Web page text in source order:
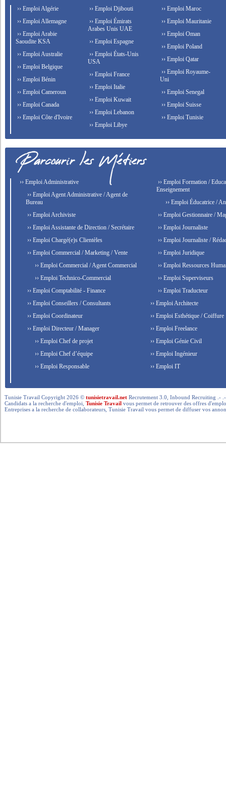
›› Emploi Algérie
›› Emploi Allemagne
›› Emploi Arabie
Saoudite KSA
›› Emploi Australie
›› Emploi Belgique
›› Emploi Bénin
›› Emploi Cameroun
›› Emploi Canada
›› Emploi Côte d'Ivoire
›› Emploi Djibouti
›› Emploi Émirats
Arabes Unis UAE
›› Emploi Espagne
›› Emploi États-Unis
USA
›› Emploi France
›› Emploi Italie
›› Emploi Kuwait
›› Emploi Lebanon
›› Emploi Libye
›› Emploi Maroc
›› Emploi Mauritanie
›› Emploi Oman
›› Emploi Poland
›› Emploi Qatar
›› Emploi Royaume-
Uni
›› Emploi Senegal
›› Emploi Suisse
›› Emploi Tunisie
›› Emploi Administrative
›› Emploi Agent Administrative / Agent de
Bureau
›› Emploi Archiviste
›› Emploi Assistante de Direction / Secrétaire
›› Emploi Chargé(e)s Clientèles
›› Emploi Commercial / Marketing / Vente
›› Emploi Commercial / Agent Commercial
›› Emploi Technico-Commercial
›› Emploi Comptabilité - Finance
›› Emploi Conseillers / Consultants
›› Emploi Coordinateur
›› Emploi Directeur / Manager
›› Emploi Chef de projet
›› Emploi Chef d’équipe
›› Emploi Responsable
›› Emploi Formation /
Enseignement
›› Emploi Éducatrice /
›› Emploi Gestionnaire /
›› Emploi Journaliste
›› Emploi Journaliste /
›› Emploi Juridique
›› Emploi Ressources
›› Emploi Superviseurs
›› Emploi Traducteur
›› Emploi Architecte
›› Emploi Esthétique / Coiffure
›› Emploi Freelance
›› Emploi Génie Civil
›› Emploi Ingénieur
›› Emploi IT
Tunisie Travail Copyright 2026 ©tunisietravail.net Recrutement 3.0, Inbound Recruiting .-
Candidats a la recherche d'emploi,Tunisie Travail vous permet de retrouver des offres
Entreprises a la recherche de collaborateurs, Tunisie Travail vous permet de diffuser vos